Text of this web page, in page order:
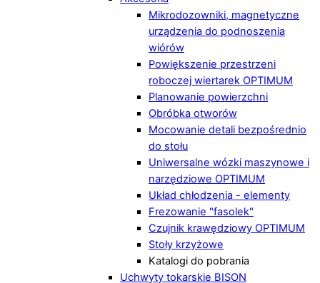
Mikrodozowniki, magnetyczne
urządzenia do podnoszenia
wiórów
Powiększenie przestrzeni
roboczej wiertarek OPTIMUM
Planowanie powierzchni
Obróbka otworów
Mocowanie detali bezpośrednio
do stołu
Uniwersalne wózki maszynowe i
narzędziowe OPTIMUM
Układ chłodzenia - elementy
Frezowanie "fasolek"
Czujnik krawędziowy OPTIMUM
Stoły krzyżowe
Katalogi do pobrania
Uchwyty tokarskie BISON